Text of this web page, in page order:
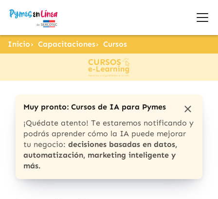
Inicio Capacitaciones Cursos
Muy pronto: Cursos de IA para Pymes
¡Quédate atento! Te estaremos notificando y
podrás aprender cómo la IA puede mejorar
tu negocio: decisiones basadas en datos,
automatización, marketing inteligente y
más.